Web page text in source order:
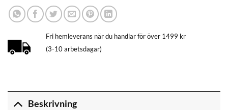
Fri hemleverans när du handlar för över 1499 kr
(3-10 arbetsdagar)
Beskrivning